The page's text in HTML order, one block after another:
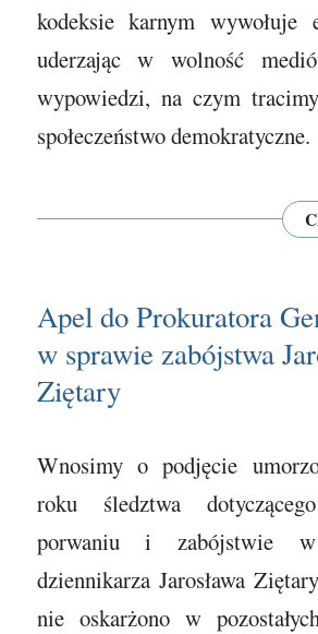
kodeksie karnym wywołuje
uderzając w wolność
wypowiedzi, na czym
społeczeństwo demokratyczne.
Apel do Prokuratora
w sprawie zabójstwa
Ziętary
Wnosimy o podjęcie
roku śledztwa
porwaniu i zabójstwie
dziennikarza Jarosława
nie oskarżono w